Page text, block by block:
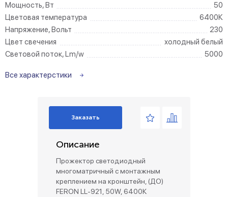
Мощность, Вт
50
Цветовая температура
6400К
Напряжение, Вольт
230
Цвет свечения
холодный белый
Световой поток, Lm/w
5000
Все характерстики
Заказать
Описание
Прожектор светодиодный
многоматричный с монтажным
креплением на кронштейн, (ДО)
FERON LL-921, 50W, 6400К